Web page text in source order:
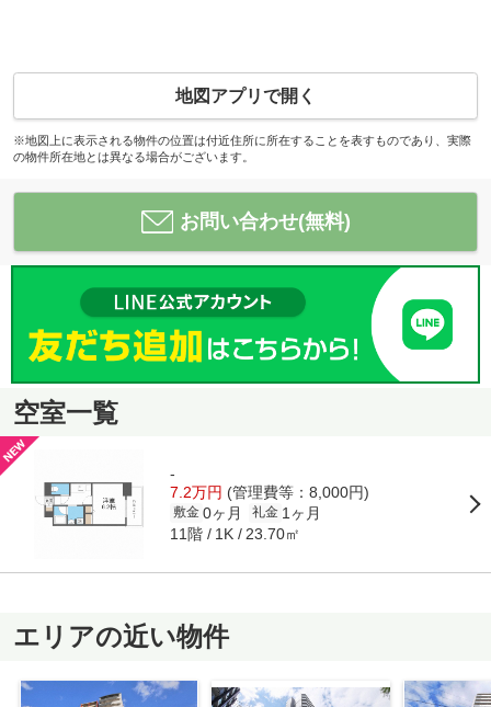
地図アプリで開く
※地図上に表示される物件の位置は付近住所に所在することを表すものであり、実際
の物件所在地とは異なる場合がございます。
お問い合わせ(無料)
空室一覧
-
7.2万円 (管理費等：8,000円)
敷金 0ヶ月 礼金 1ヶ月
11階 1K 23.70㎡
エリアの近い物件